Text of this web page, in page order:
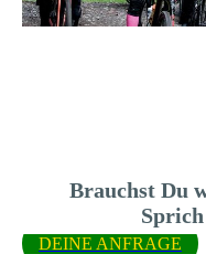
Brauchst Du
DEINE ANFRAGE